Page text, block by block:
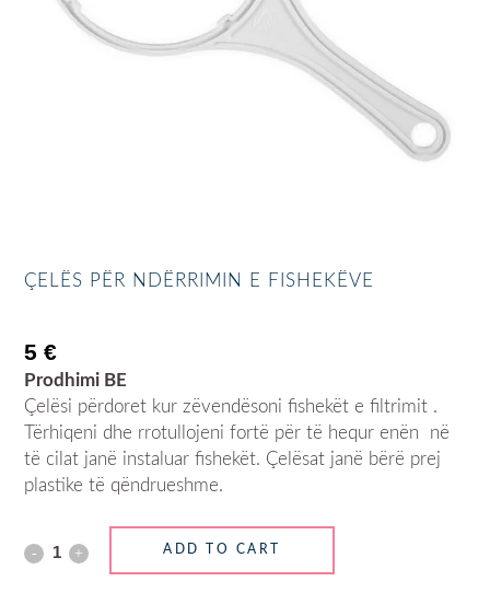
ÇELËS PËR NDËRRIMIN E FISHEKËVE
5€
Prodhimi BE
Çelësi përdoret kur zëvendësoni fishekët e filtrimit .
Tërhiqeni dhe rrotullojeni fortë për të hequr enën në
të cilat janë instaluar fishekët. Çelësat janë bërë prej
plastike të qëndrueshme.
ADD TO CART